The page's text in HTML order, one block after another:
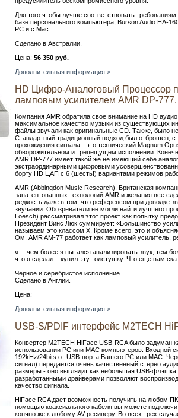
Для того чтобы лучше соответствовать
базе персонального компьютера, Burson Audio HA-
PC и с Mac.
Сделано в Австралии.
Цена: 56 350 руб.
Дополнительная информация >
HD Цифро-Аналоговый Процессор
ламповым усилителем AMR DP-777.
Компания AMR обратила свое внимание на HD
максимальное качество музыки из существующих
файлы звучали как оригинальные CD. Также, было
Стандартный традиционный подход был отброшен,
прохождения сигнала - это технический Magnum
обворожительном и трепещущем исполнении.
AMR DP-777 имеет такой же не имеющий себе
экстраординарными цифровыми
борту HD ЦАП с 6 (шесть!) вариантами режимов
AMR (Abbingdon Music Research). Британская
запатентованных технологий AMR и желания все
редкость даже в том, что референсом при доводке
звучании. Обозреватели не могли найти лучшего
Loesch) рассматривал этот проект как попытку
Президент Винс Люк суммирует: «Большинство
называем это классом Х. Кроме всего, это и
Ом. AMR AM-77 работает как ламповый усилитель,
«… чем более я пытался анализировать звук, тем
что я сделал – купил эту толстушку. Что еще вам
Чёрное и серебристое исполнение.
Сделано в Англии.
Цена:
Дополнительная информация >
USB-S/PDIF интерфейс M2TECH
Конвертер M2TECH HiFace USB-RCA было задуман
использовании PC или MAC компьютеров. Входной
192kHz/24bits от USB-порта Вашего PC или MAC.
сигнал) передается очень качественный стерео
размеры - оно выглядит как небольшая USB-
разработанными драйверами позволяют
качество сигнала.
HiFace RCA дает возможность получить на любом
помощью коаксиального кабеля вы можете
кончно же к любому AV-ресиверу. Во всех трех